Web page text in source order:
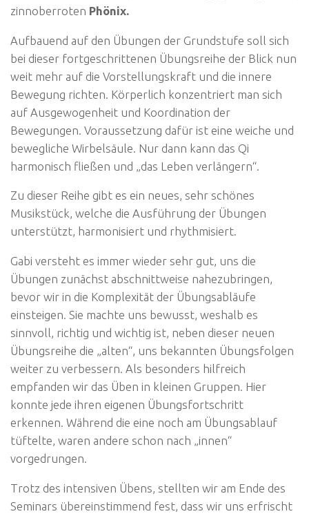
zinnoberroten Phönix.
Aufbauend auf den Übungen der Grundstufe soll sich
bei dieser fortgeschrittenen Übungsreihe der Blick nun
weit mehr auf die Vorstellungskraft und die innere
Bewegung richten. Körperlich konzentriert man sich
auf Ausgewogenheit und Koordination der
Bewegungen. Voraussetzung dafür ist eine weiche und
bewegliche Wirbelsäule. Nur dann kann das Qi
harmonisch fließen und „das Leben verlängern“.
Zu dieser Reihe gibt es ein neues, sehr schönes
Musikstück, welche die Ausführung der Übungen
unterstützt, harmonisiert und rhythmisiert.
Gabi versteht es immer wieder sehr gut, uns die
Übungen zunächst abschnittweise nahezubringen,
bevor wir in die Komplexität der Übungsabläufe
einsteigen. Sie machte uns bewusst, weshalb es
sinnvoll, richtig und wichtig ist, neben dieser neuen
Übungsreihe die „alten“, uns bekannten Übungsfolgen
weiter zu verbessern. Als besonders hilfreich
empfanden wir das Üben in kleinen Gruppen. Hier
konnte jede ihren eigenen Übungsfortschritt
erkennen. Während die eine noch am Übungsablauf
tüftelte, waren andere schon nach „innen“
vorgedrungen.
Trotz des intensiven Übens, stellten wir am Ende des
Seminars übereinstimmend fest, dass wir uns erfrischt